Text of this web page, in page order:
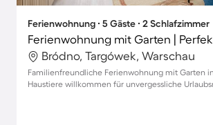
Ferienwohnung ∙ 5 Gäste ∙ 2 Schlafzimmer
Bródno, Targówek, Warschau
Familienfreundliche Ferienwohnung mit Garten
Haustiere willkommen für unvergessliche